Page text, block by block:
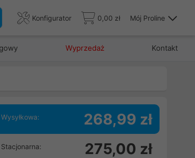
Konfigurator 0,00 zł Mój Proline
Wyprzedaż Kontakt
Wysyłkowa: 268,99 zł
Stacjonarna: 275,00 zł